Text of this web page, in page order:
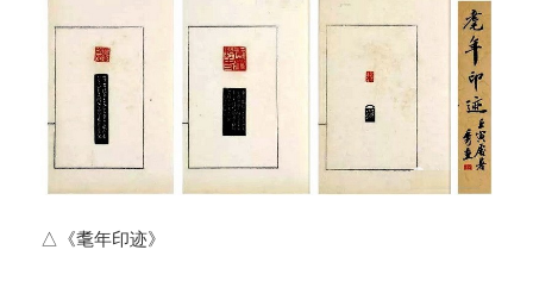
△《耄年印迹》